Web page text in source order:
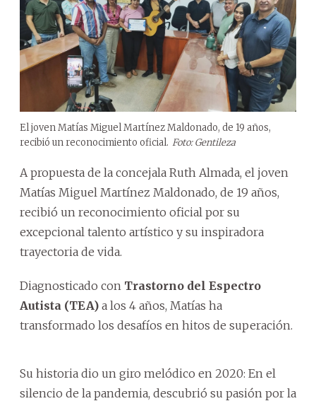
El joven Matías Miguel Martínez Maldonado, de 19 años,
recibió un reconocimiento oficial. Foto: Gentileza
A propuesta de la concejala Ruth Almada, el joven
Matías Miguel Martínez Maldonado, de 19 años,
recibió un reconocimiento oficial por su
excepcional talento artístico y su inspiradora
trayectoria de vida.
Diagnosticado con Trastorno del Espectro
Autista (TEA) a los 4 años, Matías ha
transformado los desafíos en hitos de superación.
Su historia dio un giro melódico en 2020: En el
silencio de la pandemia, descubrió su pasión por la